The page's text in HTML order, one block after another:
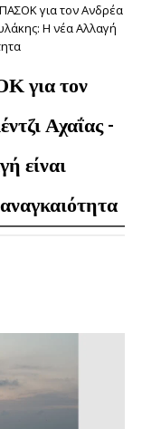
για τον Ανδρέα
Η νέα Αλλαγή
για τον
Αχαΐας -
είναι